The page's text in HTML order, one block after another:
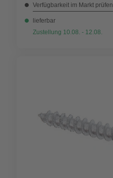
Verfügbarkeit im Markt prüfen
lieferbar
Zustellung 10.08. - 12.08.